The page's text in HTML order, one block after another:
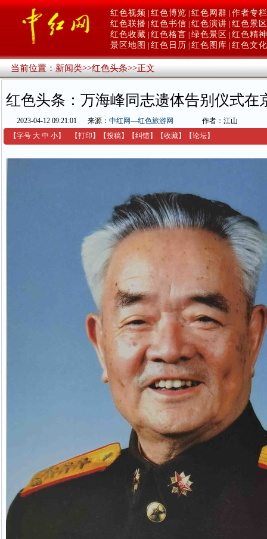
红色视频 红色博览 红色网群 作者专栏
红色联播 红色书信 红色演讲 红色景区
红色收藏 红色格言 绿色景区
红色精神
景区地图
红色日历 红色图库 红色文化
当前位置：新闻类>>红色头条>>正文
红色头条：万海峰同志遗体告别仪式在
2023-04-12 09:21:01 来源： 中红网—红色旅游网
作者：江山
【字号 大 中 小】 【打印 】 【投稿】 【纠错】 【收藏】 【论坛】